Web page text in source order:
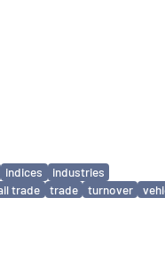
indices
industries
trade trade turnover